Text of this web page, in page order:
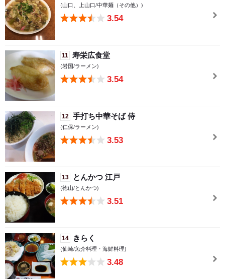
(山口、上山口/中華麺（その他）)
3.54
11 寿栄広食堂
(岩国/ラーメン)
3.54
12 手打ち中華そば 侍
(仁保/ラーメン)
3.53
13 とんかつ 江戸
(徳山/とんかつ)
3.51
14 きらく
(仙崎/魚介料理・海鮮料理)
3.48